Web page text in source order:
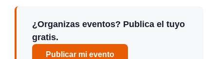
¿Organizas eventos? Publica el tuyo
gratis.
Publicar mi evento